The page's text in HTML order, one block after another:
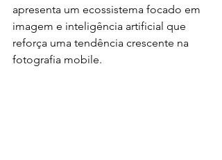
apresenta um ecossistema focado em
imagem e inteligência artificial que
reforça uma tendência crescente na
fotografia mobile.